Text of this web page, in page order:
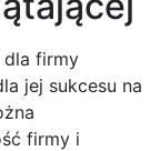
firmy
jej sukcesu na
firmy i